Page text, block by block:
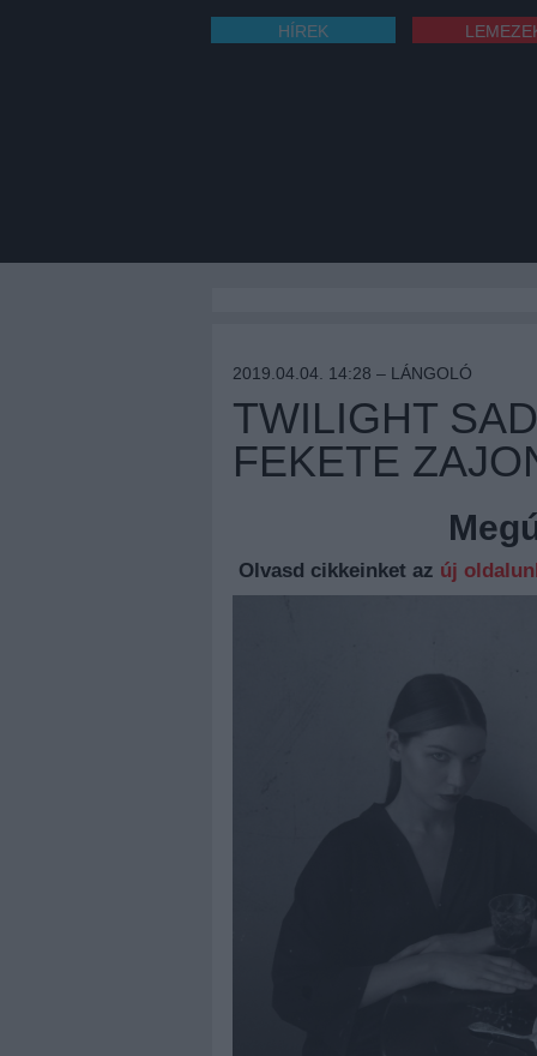
HÍREK
2019.04.04. 14:28 – LÁNGOLÓ
TWILIGHT
FEKETE
Olvasd cikkeinket az új